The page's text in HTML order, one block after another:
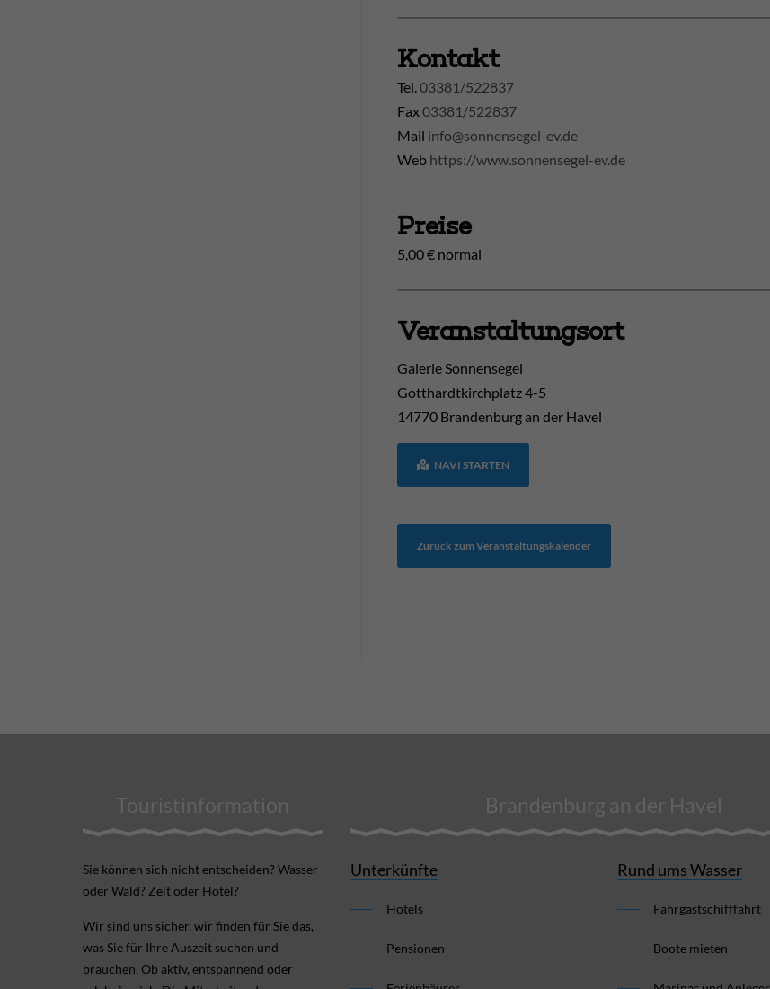
Kontakt
Tel. 03381/522837
Fax03381/522837
Mail info@sonnensegel-ev.de
Web https://www.sonnensegel-ev.de
Preise
5,00 € normal
Veranstaltungsort
Galerie Sonnensegel
Gotthardtkirchplatz 4-5
14770 Brandenburg an der Havel
NAVI STARTEN
Zurück zum Veranstaltungskalender
Touristinformation
Sie können sich nicht ent­scheiden? Wasser
oder Wald? Zelt oder Hotel?
Wir sind uns sicher, wir finden für Sie das,
was Sie für Ihre Aus­zeit suchen und
brauchen. Ob aktiv, ent­spannend oder
Brandenburg an der Havel
Unterkünfte
Hotels
Pensionen
Rund ums Wasser
Fahrgastschifffahrt
Boote mieten